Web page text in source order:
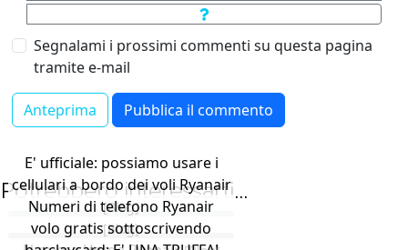
Segnalami i prossimi commenti su questa pagina
tramite e-mail
Potrebbero interessarti...
E' ufficiale: possiamo usare i
cellulari a bordo dei voli Ryanair
[Blog]
Numeri di telefono Ryanair
[Blog]
volo gratis sottoscrivendo